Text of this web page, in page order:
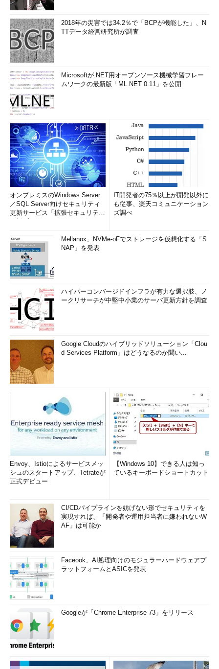
2018年の災害では34.2％で「BCPが機能した」、N
TTデータ経営研究所が調査
Microsoftが.NET用オープンソース機械学習フレー
ムワークの最新版「ML.NET 0.11」を公開
オンプレミスのWindows Server
／SQL Server向けセキュリティ
更新サービス「拡張セキュリティ
IT開発者の75％以上が開発以外に
も従事、楽天コミュニケーション
ズ調べ
Mellanox、NVMe-oFでストレージを仮想化する「S
NAP」を発表
ハイパーコンバージドインフラが有力な選択肢、ノ
ークリサーチが中堅中小業のサーバ更新方針を調査
Google Cloudのハイブリッドソリューション「Clou
d Services Platform」はどうなるのか聞い...
Envoy、Istioによるサービスメッ
シュのスタートアップ、Tetrateが
正式デビュー
【Windows 10】できる人は知っ
ているキーボードショートカット
CI/CDパイプラインを妨げない形でセキュリティを
実現すれば、「開発者や運用担当者に嫌われないW
AF」は可能か
Faceook、AI処理向けのモジュラーハードウェアプ
ラットフォームとASICを発表
Googleが「Chrome Enterprise 73」をリリース